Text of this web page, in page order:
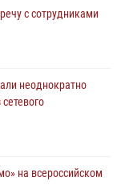
подозреваемого
безопасности
с сотрудниками
неоднократно
на всероссийском